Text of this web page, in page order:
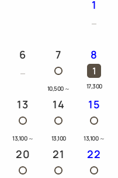
1
6 7
10,500 ～
8
1
17,300
13
13,100 ～
14
13,100
15
13,100 ～
20 21 22